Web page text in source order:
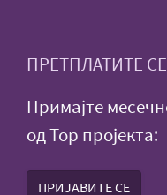
ПРЕТПЛАТИТЕ
Примајте
од Тор пројекта:
ПРИЈАВИТЕ СЕ